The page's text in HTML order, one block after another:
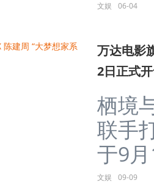
文娱 06-04
万达电影
2日正式
栖境
联手
于9
文娱 09-09